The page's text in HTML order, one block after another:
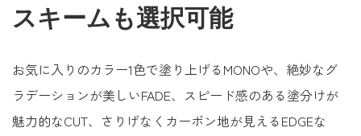
スキームも選択可能
お気に入りのカラー1色で塗り上げるMONOや、絶妙なグ
ラデーションが美しいFADE、スピード感のある塗分けが
魅力的なCUT、さりげなくカーボン地が見えるEDGEな